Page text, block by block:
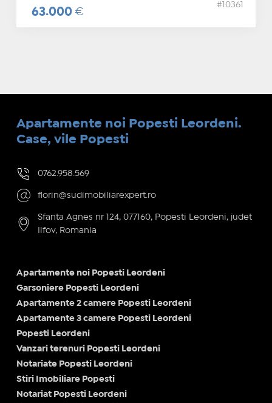
63.000 €
#10361
Apartamente noi Popesti Leordeni.
Case, vile Popesti
0762.958.569
florin@sudimobiliarexpert.ro
Sfanta Agnes nr 124, 077160, Popesti Leordeni, judet
Ilfov, Romania
Apartamente noi Popesti Leordeni
Garsoniere Popesti Leordeni
Apartamente 2 camere Popesti Leordeni
Apartamente 3 camere Popesti Leordeni
Popesti Leordeni
Vanzari terenuri Popesti Leordeni
Notariate Popesti Leordeni
Stiri Imobiliare Popesti
Notariat Popesti Leordeni